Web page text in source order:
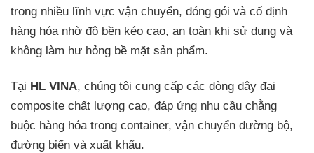
trong nhiều lĩnh vực vận chuyển, đóng gói và cố định
hàng hóa nhờ độ bền kéo cao, an toàn khi sử dụng và
không làm hư hỏng bề mặt sản phẩm.
Tại HL VINA, chúng tôi cung cấp các dòng dây đai
composite chất lượng cao, đáp ứng nhu cầu chằng
buộc hàng hóa trong container, vận chuyển đường bộ,
đường biển và xuất khẩu.